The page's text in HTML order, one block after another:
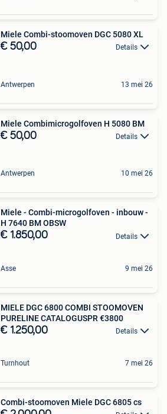
Miele Combi-stoomoven DGC 5080 XL
€ 50,00 Details
Antwerpen 13 mei 26
Miele Combimicrogolfoven H 5080 BM
€ 50,00 Details
Antwerpen 10 mei 26
Miele - Combi-microgolfoven - inbouw -
H 7640 BM OBSW
€ 1.850,00 Details
Asse 9 mei 26
MIELE DGC 6800 COMBI STOOMOVEN
PURELINE CATALOGUSPR €3800
€ 1.250,00 Details
Turnhout 7 mei 26
Combi-stoomoven Miele DGC 6805 cs